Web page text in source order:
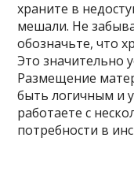
храните в
мешали. Не
обозначьте, что
Это значительно
Размещение
быть логичным и
работаете с
потребности в